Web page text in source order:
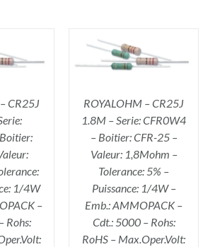
CR25J
1/4W
–
Rohs:
PANIER
ROYALOHM – CR25J
1.8M – Serie: CFR0W4
– Boitier: CFR-25 –
Valeur: 1,8Mohm –
Tolerance: 5% –
Puissance: 1/4W –
Emb.: AMMOPACK –
Cdt.: 5000 – Rohs:
RoHS – Max.Oper.Volt: